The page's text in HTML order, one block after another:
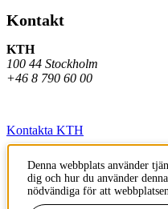
Kontakt
KTH
100 44 Stockholm
+46 8 790 60 00
Kontakta KTH
Jobba på KTH
Press och media
Denna webbplats använder
dig och hur du använder
nödvändiga för att